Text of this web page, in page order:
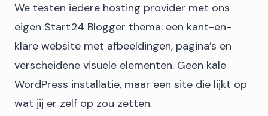
We testen iedere hosting provider met ons
eigen Start24 Blogger thema: een kant-en-
klare website met afbeeldingen, pagina’s en
verscheidene visuele elementen. Geen kale
WordPress installatie, maar een site die lijkt op
wat jij er zelf op zou zetten.